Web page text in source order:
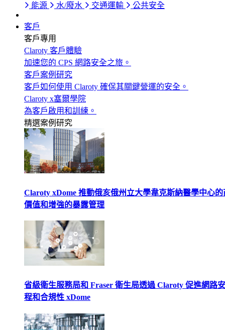
能源
水/廢水 交通運輸 公共安全
客戶
客戶專用
Claroty 客戶體驗
加速您的 CPS 網路安全之旅。
客戶案例研究
客戶如何使用 Claroty 確保其關鍵營運的安全。
Claroty x塞爾學院
為客戶啟用和訓練。
精選案例研究
Claroty xDome 推動俄亥俄州立大學韋克斯納醫學中心的
價值和增強的暴露管理
省級衛生服務局和 Fraser 衛生局透過 Claroty 促進網路
程和合規性 xDome